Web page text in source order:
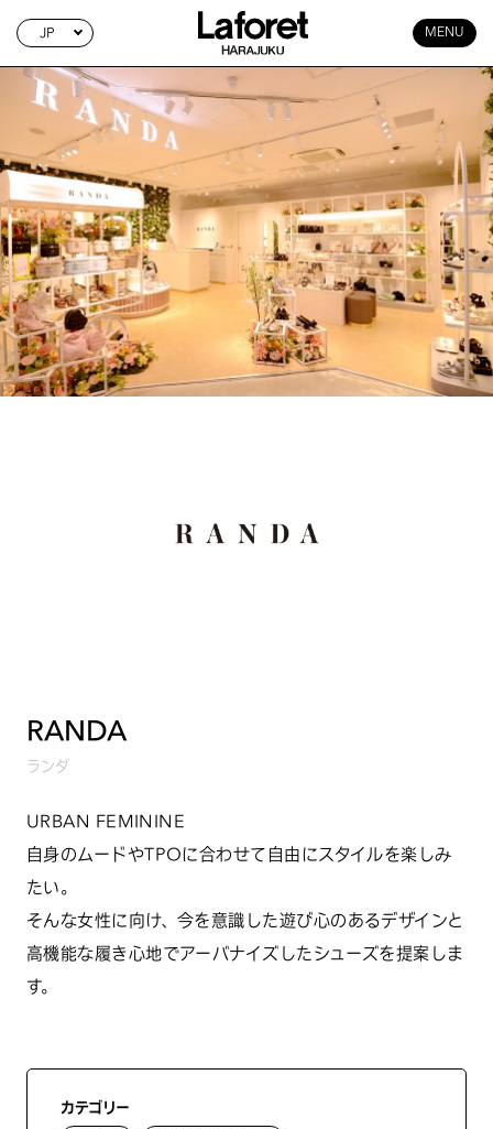
JP MENU
RANDA
ランダ
URBAN FEMININE
自身のムードやTPOに合わせて自由にスタイルを楽しみ
たい。
そんな女性に向け、今を意識した遊び心のあるデザインと
高機能な履き心地でアーバナイズしたシューズを提案しま
す。
カテゴリー